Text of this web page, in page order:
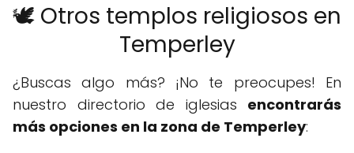
🕊️ Otros templos religiosos en
Temperley
¿Buscas algo más? ¡No te preocupes! En
nuestro directorio de iglesias encontrarás
más opciones en la zona de Temperley: